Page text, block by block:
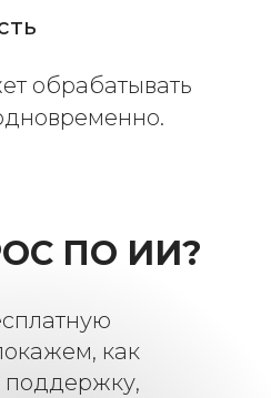
обрабатывать
ПО ИИ?
как
поддержку,